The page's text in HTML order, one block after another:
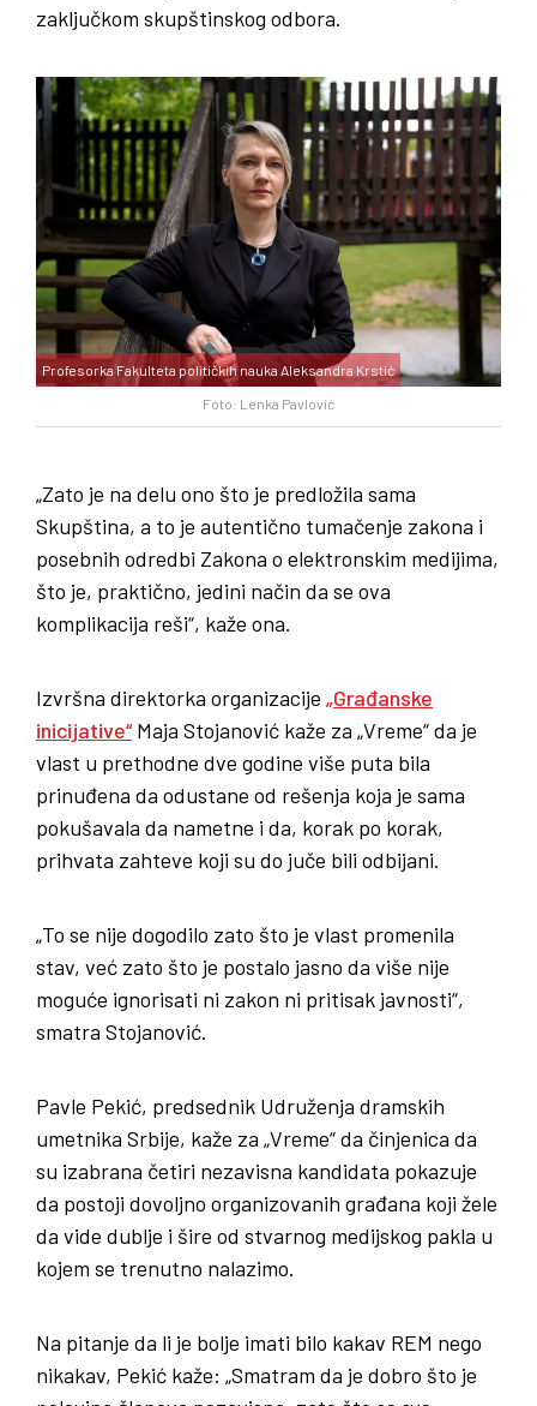
zaključkom skupštinskog odbora.
Foto: Lenka Pavlović
Profesorka Fakulteta političkih nauka Aleksandra Krstić
„Zato je na delu ono što je predložila sama
Skupština, a to je autentično tumačenje zakona i
posebnih odredbi Zakona o elektronskim medijima,
što je, praktično, jedini način da se ova
komplikacija reši“, kaže ona.
Izvršna direktorka organizacije „Građanske
inicijative“Maja Stojanović kaže za „Vreme“ da je
vlast u prethodne dve godine više puta bila
prinuđena da odustane od rešenja koja je sama
pokušavala da nametne i da, korak po korak,
prihvata zahteve koji su do juče bili odbijani.
„To se nije dogodilo zato što je vlast promenila
stav, već zato što je postalo jasno da više nije
moguće ignorisati ni zakon ni pritisak javnosti“,
smatra Stojanović.
Pavle Pekić, predsednik Udruženja dramskih
umetnika Srbije, kaže za „Vreme“ da činjenica da
su izabrana četiri nezavisna kandidata pokazuje
da postoji dovoljno organizovanih građana koji žele
da vide dublje i šire od stvarnog medijskog pakla u
kojem se trenutno nalazimo.
Na pitanje da li je bolje imati bilo kakav REM nego
nikakav, Pekić kaže: „Smatram da je dobro što je